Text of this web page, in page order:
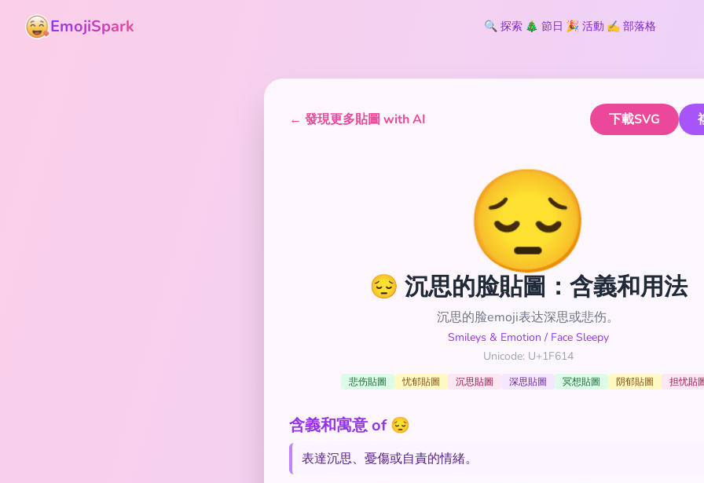
EmojiSpark 🔍 探索 🎄 節日 🎉 活動 ✍️ 部落格
← 發現更多貼圖 with AI 下載SVG
😔
😔 沉思的脸貼圖：含義和用法
沉思的脸emoji表达深思或悲伤。
Smileys & Emotion / Face Sleepy
Unicode: U+1F614
悲伤貼圖 忧郁貼圖 沉思貼圖 深思貼圖 冥想貼圖 阴郁貼圖 担忧貼
含義和寓意 of 😔
表達沉思、憂傷或自責的情緒。